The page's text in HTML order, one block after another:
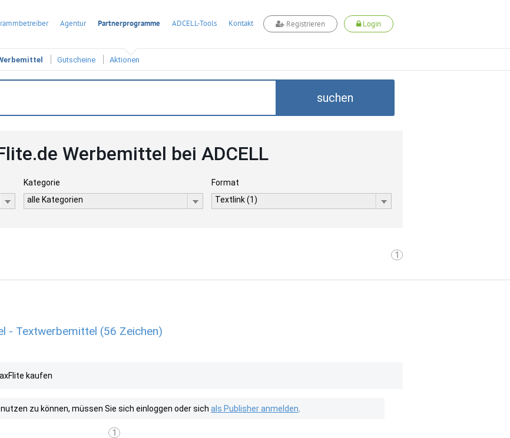
Agentur Partnerprogramme ADCELL-Tools Kontakt Registrieren Login
Gutscheine Aktionen
suchen
Werbemittel bei ADCELL
Kategorie
alle Kategorien
Format
Textlink (1)
1
- Textwerbemittel (56 Zeichen)
kaufen
zu können, müssen Sie sich einloggen oder sich als Publisher anmelden
1